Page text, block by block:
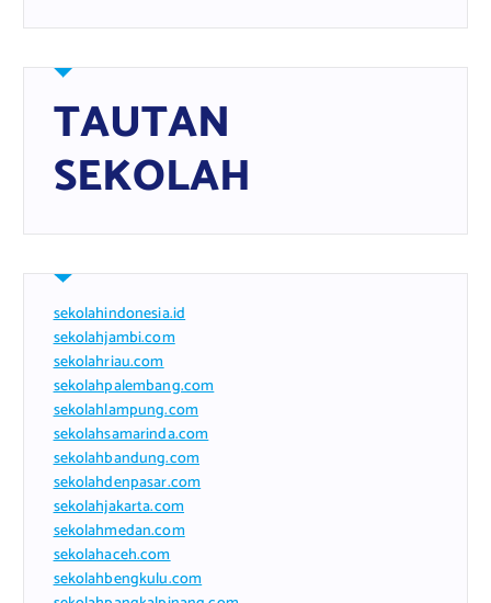
TAUTAN
SEKOLAH
sekolahindonesia.id
sekolahjambi.com
sekolahriau.com
sekolahpalembang.com
sekolahlampung.com
sekolahsamarinda.com
sekolahbandung.com
sekolahdenpasar.com
sekolahjakarta.com
sekolahmedan.com
sekolahaceh.com
sekolahbengkulu.com